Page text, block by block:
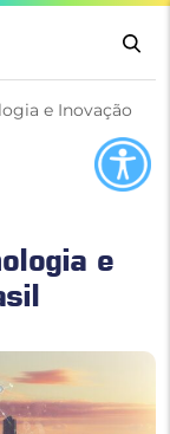
e Inovação
e